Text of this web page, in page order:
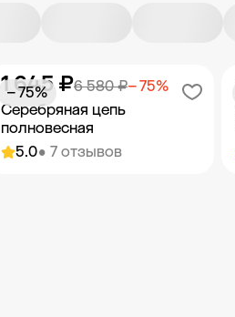
5.0• 7 отзывов
Серебряная цепь
полновесная
6 580 ₽− 75%
1 645 ₽
− 75%